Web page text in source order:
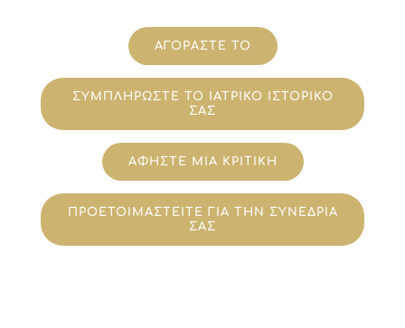
ΑΓΟΡΑΣΤΕ ΤΟ
ΣΥΜΠΛΗΡΩΣΤΕ ΤΟ ΙΑΤΡΙΚΟ ΙΣΤΟΡΙΚΟ
ΣΑΣ
ΑΦΗΣΤΕ ΜΙΑ ΚΡΙΤΙΚΗ
ΠΡΟΕΤΟΙΜΑΣΤΕΙΤΕ ΓΙΑ ΤΗΝ ΣΥΝΕΔΡΙΑ
ΣΑΣ